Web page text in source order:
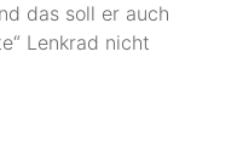
das soll er auch
Lenkrad nicht